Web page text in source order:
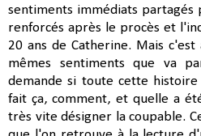
sentiments immédiats
renforcés après le procès et
20 ans de Catherine. Mais
mêmes sentiments que va
demande si toute cette
fait ça, comment, et quelle a
très vite désigner la coupable.